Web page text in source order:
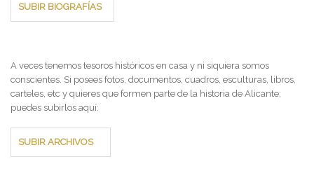
SUBIR BIOGRAFÍAS
A veces tenemos tesoros históricos en casa y ni siquiera somos
conscientes. Si posees fotos, documentos, cuadros, esculturas, libros,
carteles, etc y quieres que formen parte de la historia de Alicante;
puedes subirlos aquí:
SUBIR ARCHIVOS